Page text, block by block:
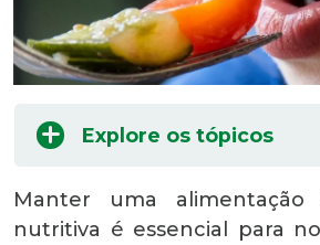
Explore os tópicos
Manter uma alimentação
nutritiva é essencial para